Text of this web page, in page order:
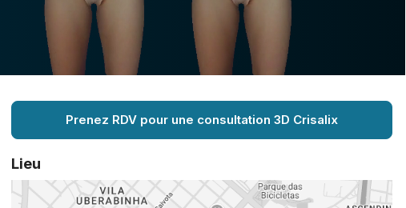
Prenez RDV pour une consultation 3D Crisalix
Lieu